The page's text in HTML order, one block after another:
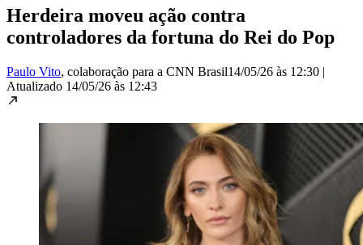
Herdeira moveu ação contra
controladores da fortuna do Rei do Pop
Paulo Vito, colaboração para a CNN Brasil14/05/26 às 12:30 |
Atualizado 14/05/26 às 12:43